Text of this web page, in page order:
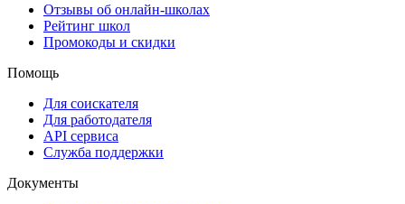
Отзывы об онлайн-школах
Рейтинг школ
Промокоды и скидки
Помощь
Для соискателя
Для работодателя
API сервиса
Служба поддержки
Документы